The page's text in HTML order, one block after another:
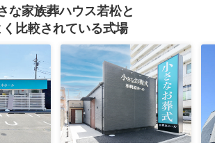
な家族葬ハウス若松と
く比較されている式場